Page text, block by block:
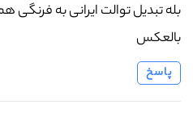
بله تبدیل توالت ایرانی به فرنگی
بالعکس
پاسخ